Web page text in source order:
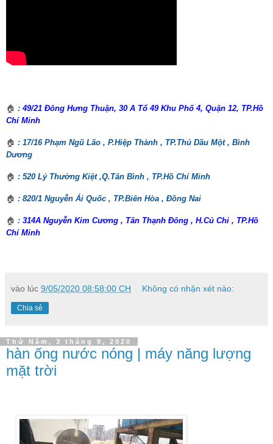
🏠 : 49/21 Đông Hưng Thuận, 30 A Tổ 49 Khu Phố 4, Quận 12, TP.Hồ
Chí Minh
🏠 : 17/16 Phạm Ngũ Lão , P.Hiệp Thành , TP.Thủ Dầu Một , Bình
Dương
🏠 : 520 Lý Thường Kiệt ,Q.Tân Bình , TP.Hồ Chí Minh
🏠 : 820/1 Nguyễn Ái Quốc , TP.Biên Hòa , Đồng Nai
🏠 : 314A Nguyễn Kim Cương , Tân Thạnh Đông , H.Củ Chi , TP.Hồ
Chí Minh
vào lúc 9/05/2020 08:58:00 CH Không có nhận xét nào:
Chia sẻ
Thứ Năm, 3 tháng 9, 2020
hàn ống nước nóng | máy năng lượng
mặt trời